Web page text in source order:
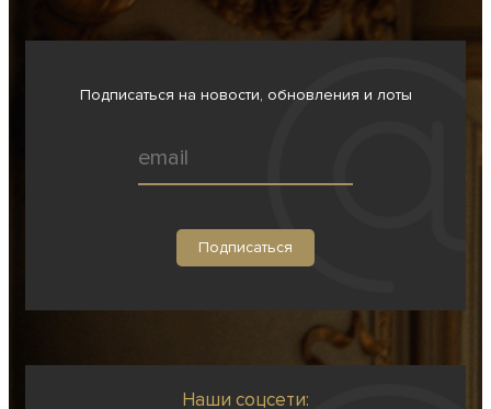
Подписаться на новости, обновления и лоты
Наши соцсети: